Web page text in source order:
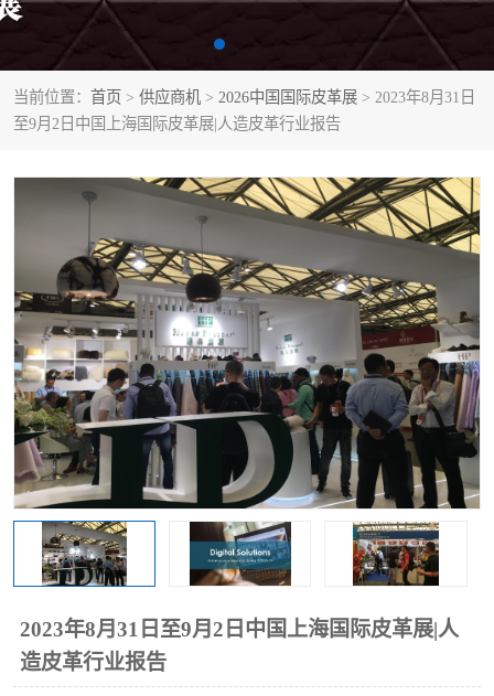
当前位置： 首页 > 供应商机 > 2026中国国际皮革展 > 2023年8月31日
至9月2日中国上海国际皮革展|人造皮革行业报告
2023年8月31日至9月2日中国上海国际皮革展|人
造皮革行业报告